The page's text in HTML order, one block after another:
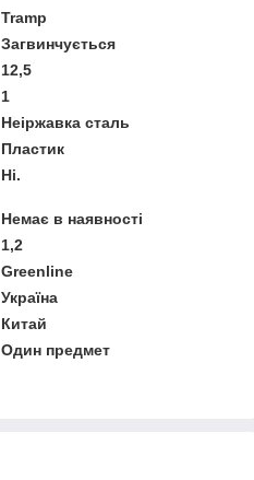
Tramp
Загвинчується
12,5
1
Неіржавка сталь
Пластик
Ні.
Немає в наявності
1,2
Greenline
Україна
Китай
Один предмет